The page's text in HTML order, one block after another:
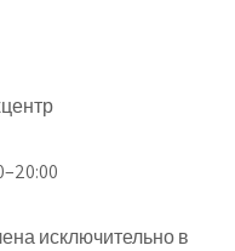
исключительно в